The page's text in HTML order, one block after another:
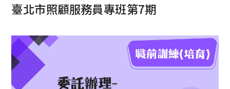
臺北市照顧服務員專班第7期